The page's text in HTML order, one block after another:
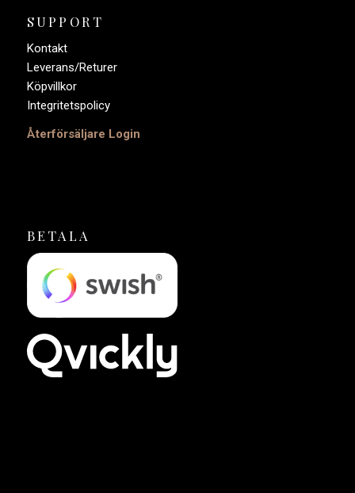
SUPPORT
Kontakt
Leverans/Returer
Köpvillkor
Integritetspolicy
Återförsäljare Login
BETALA